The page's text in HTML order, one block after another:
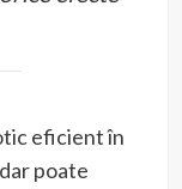
eficient în
poate